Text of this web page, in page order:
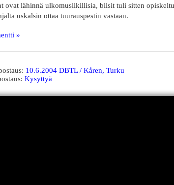
ovat lähinnä ulkomusiikillisia, biisit tuli sitten
uskalsin ottaa tuurauspestin vastaan.
»
10.6.2004 DBTL / Kåren, Turku
Kysyttyä